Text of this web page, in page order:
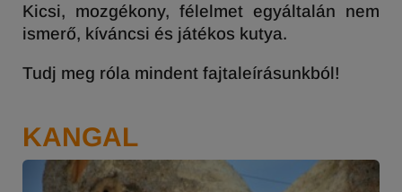
Kicsi, mozgékony, félelmet egyáltalán nem
ismerő, kíváncsi és játékos kutya.
Tudj meg róla mindent fajtaleírásunkból!
KANGAL